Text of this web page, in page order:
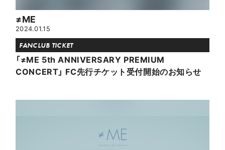
≠ME
2024.01.15
FANCLUB TICKET
「≠ME 5th ANNIVERSARY PREMIUM
CONCERT」 FC先行チケット受付開始のお知らせ